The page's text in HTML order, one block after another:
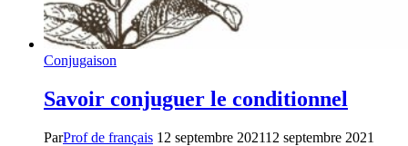
Conjugaison
Savoir conjuguer le conditionnel
ParProf de français 12 septembre 202112 septembre 2021